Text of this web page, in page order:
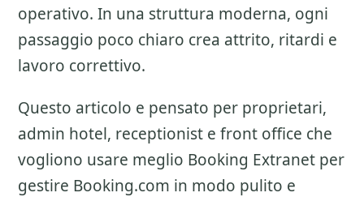
operativo. In una struttura moderna, ogni
passaggio poco chiaro crea attrito, ritardi e
lavoro correttivo.
Questo articolo e pensato per proprietari,
admin hotel, receptionist e front office che
vogliono usare meglio Booking Extranet per
gestire Booking.com in modo pulito e